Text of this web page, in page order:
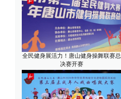
全民健身展活力！唐山健身操舞联赛总
决赛开赛